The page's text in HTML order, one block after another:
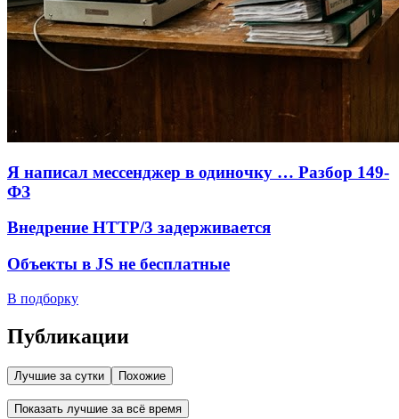
Я написал мессенджер в одиночку … Разбор 149-
ФЗ
Внедрение HTTP/3 задерживается
Объекты в JS не бесплатные
В подборку
Публикации
Лучшие за сутки Похожие
Показать лучшие за всё время